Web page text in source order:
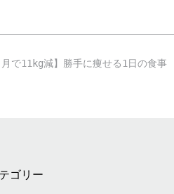
で11kg減】勝手に痩せる1日の食事
ゴリー